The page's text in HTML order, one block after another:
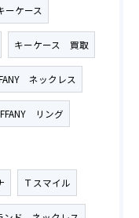
ケース
キーケース 買取
ネックレス
リング
Ｔスマイル